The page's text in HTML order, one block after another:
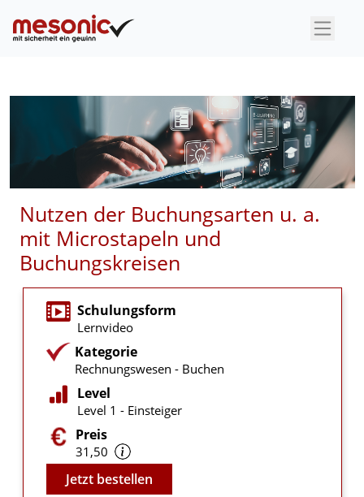
×
Nutzen der Buchungsarten u. a.
mit Microstapeln und
Buchungskreisen
Schulungsform
Lernvideo
Kategorie
Rechnungswesen - Buchen
Level
Level 1 - Einsteiger
Preis
31,50
Video
Jetzt bestellen